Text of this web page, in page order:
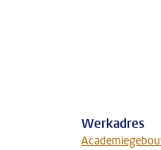
Werkadres